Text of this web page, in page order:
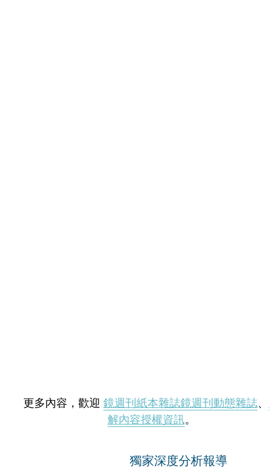
更多內容，歡迎 鏡週刊紙本雜誌鏡週刊動態雜誌、
解內容授權資訊。
獨家深度分析報導